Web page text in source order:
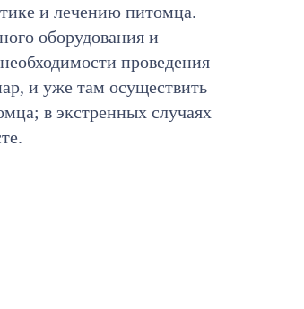
и лечению питомца.
оборудования и
проведения
и уже там осуществить
в экстренных случаях